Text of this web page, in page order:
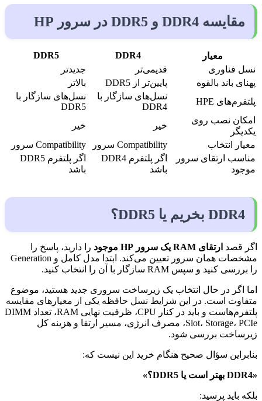
مقایسه DDR4 و DDR5 در سرور HP
معیار DDR4
DDR5
نسل فناوری
قدیمی‌تر
جدیدتر
پهنای باند بالقوه
پایین‌تر از DDR5
بالاتر
پلتفرم‌های HPE
نسل‌های سازگار با
DDR4
نسل‌های سازگار با
DDR5
امکان نصب روی
یکدیگر
خیر
خیر
معیار انتخاب
Compatibility سرور
Compatibility سرور
مناسب ارتقای سرور
موجود
اگر پلتفرم DDR4
باشد
اگر پلتفرم DDR5
باشد
DDR4 بخریم یا DDR5؟
اگر قصد ارتقای RAM یک سرور HP موجود
را دارید، پاسخ را
مشخصات همان سرور تعیین می‌کند. ابتدا مدل کامل و Generation
را بررسی کنید و سپس RAM سازگار با آن را انتخاب کنید.
اما اگر در حال انتخاب یک زیرساخت سروری جدید هستید، موضوع
متفاوت است. در این شرایط نسل حافظه یکی از معیارهای مقایسه
پلتفرم‌هاست و باید در کنار CPU، ظرفیت نهایی RAM، تعداد DIMM
Slot، Storage، PCIe، مصرف انرژی، مسیر ارتقا و هزینه کل
زیرساخت بررسی شود.
بنابراین سؤال صحیح هنگام خرید این نیست که:
«DDR4 بهتر است یا DDR5؟»
بلکه باید پرسید: